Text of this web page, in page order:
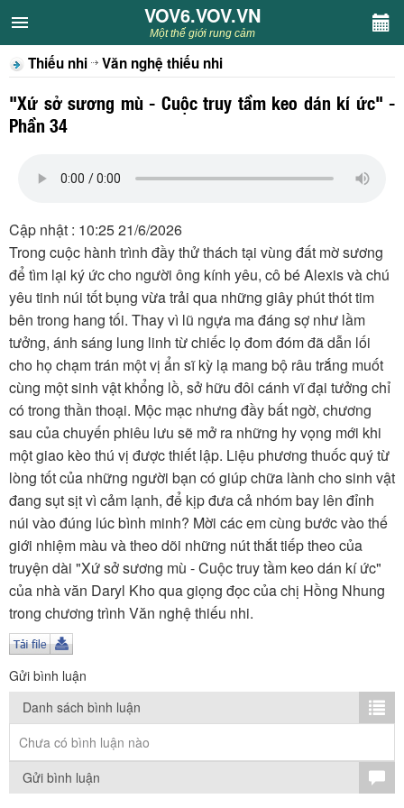
VOV6.VOV.VN
CHUYÊN MỤC
Khách VOV6
Sân khấu
Thiếu nhi
Kết nối VOV6
TÌM KIẾM
Vận hành bởi QI Corp
VOV6.VOV.VN
Một thế giới rung cảm
Thiếu nhi Văn nghệ thiếu nhi
"Xứ sở sương mù - Cuộc truy tầm keo dán kí ức" -
Phần 34
Cập nhật : 10:25 21/6/2026
Trong cuộc hành trình đầy thử thách tại vùng đất mờ sương
để tìm lại ký ức cho người ông kính yêu, cô bé Alexis và chú
yêu tinh núi tốt bụng vừa trải qua những giây phút thót tim
bên trong hang tối. Thay vì lũ ngựa ma đáng sợ như lầm
tưởng, ánh sáng lung linh từ chiếc lọ đom đóm đã dẫn lối
cho họ chạm trán một vị ẩn sĩ kỳ lạ mang bộ râu trắng muốt
cùng một sinh vật khổng lồ, sở hữu đôi cánh vĩ đại tưởng chỉ
có trong thần thoại. Mộc mạc nhưng đầy bất ngờ, chương
sau của chuyến phiêu lưu sẽ mở ra những hy vọng mới khi
một giao kèo thú vị được thiết lập. Liệu phương thuốc quý từ
lòng tốt của những người bạn có giúp chữa lành cho sinh vật
đang sụt sịt vì cảm lạnh, để kịp đưa cả nhóm bay lên đỉnh
núi vào đúng lúc bình minh? Mời các em cùng bước vào thế
giới nhiệm màu và theo dõi những nút thắt tiếp theo của
truyện dài "Xứ sở sương mù - Cuộc truy tầm keo dán kí ức"
của nhà văn Daryl Kho qua giọng đọc của chị Hồng Nhung
trong chương trình Văn nghệ thiếu nhi.
Gửi bình luận
Danh sách bình luận
Chưa có bình luận nào
Gửi bình luận